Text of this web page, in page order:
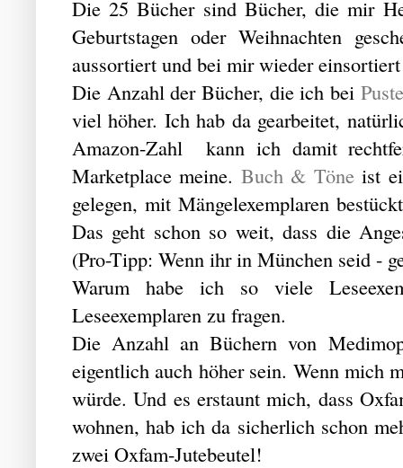
Die 25 Bücher sind Bücher, die mir
Geburtstagen oder Weihnachten
aussortiert und bei mir wieder
Die Anzahl der Bücher, die ich bei
viel höher. Ich hab da gearbeitet,
Amazon-Zahl kann ich damit
Marketplace meine. Buch & Töneist
gelegen, mit Mängelexemplaren
Das geht schon so weit, dass die
(Pro-Tipp: Wenn ihr in München seid -
Warum habe ich so viele
Leseexemplaren zu fragen.
Die Anzahl an Büchern von
eigentlich auch höher sein. Wenn mich
würde. Und es erstaunt mich, dass
wohnen, hab ich da sicherlich schon
zwei Oxfam-Jutebeutel!